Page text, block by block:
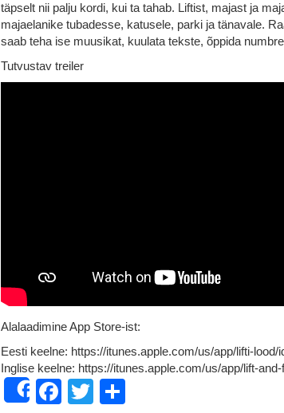
täpselt nii palju kordi, kui ta tahab. Liftist, majast ja
majaelanike tubadesse, katusele, parki ja tänavale.
saab teha ise muusikat, kuulata tekste, õppida
Tutvustav treiler
Alalaadimine App Store-ist:
Eesti keelne: https://itunes.apple.com/us/app/lifti-lood/
Inglise keelne: https://itunes.apple.com/us/app/lift-
ShareFacebook
Twitter